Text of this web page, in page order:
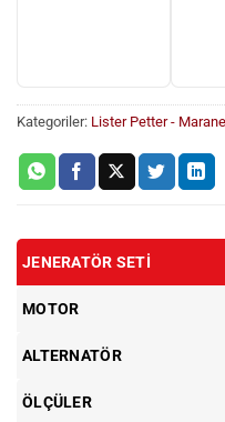
Kategoriler: Lister Petter -
JENERATÖR SETI
MOTOR
ALTERNATÖR
ÖLÇÜLER